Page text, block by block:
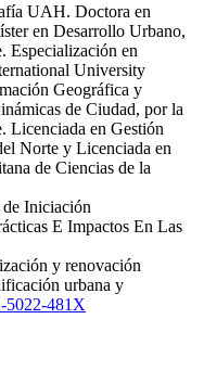
UAH. Doctora en
en Desarrollo Urbano,
Especialización en
University
Geográfica y
de Ciudad, por la
Licenciada en Gestión
Norte y Licenciada en
de Ciencias de la
de Iniciación
E Impactos En Las
y renovación
urbana y
5022-481X